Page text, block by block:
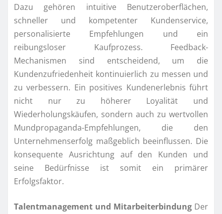
Dazu gehören intuitive Benutzeroberflächen,
schneller und kompetenter Kundenservice,
personalisierte Empfehlungen und ein
reibungsloser Kaufprozess. Feedback-
Mechanismen sind entscheidend, um die
Kundenzufriedenheit kontinuierlich zu messen und
zu verbessern. Ein positives Kundenerlebnis führt
nicht nur zu höherer Loyalität und
Wiederholungskäufen, sondern auch zu wertvollen
Mundpropaganda-Empfehlungen, die den
Unternehmenserfolg maßgeblich beeinflussen. Die
konsequente Ausrichtung auf den Kunden und
seine Bedürfnisse ist somit ein primärer
Erfolgsfaktor.
Talentmanagement und Mitarbeiterbindung Der